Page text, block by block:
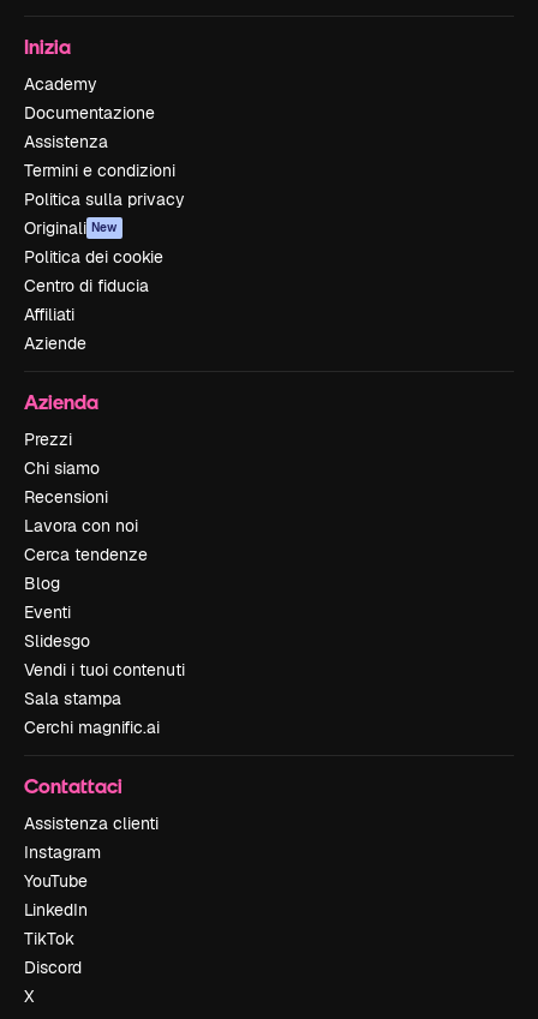
Inizia
Academy
Documentazione
Assistenza
Termini e condizioni
Politica sulla privacy
Originali New
Politica dei cookie
Centro di fiducia
Affiliati
Aziende
Azienda
Prezzi
Chi siamo
Recensioni
Lavora con noi
Cerca tendenze
Blog
Eventi
Slidesgo
Vendi i tuoi contenuti
Sala stampa
Cerchi magnific.ai
Contattaci
Assistenza clienti
Instagram
YouTube
LinkedIn
TikTok
Discord
X